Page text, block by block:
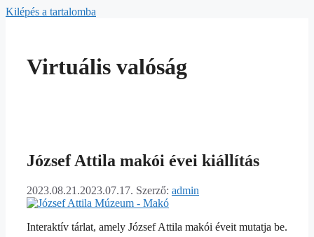
Kilépés a tartalomba
Virtuális valóság
József Attila makói évei kiállítás
2023.08.21.2023.07.17. Szerző: admin
Interaktív tárlat, amely József Attila makói éveit mutatja be.